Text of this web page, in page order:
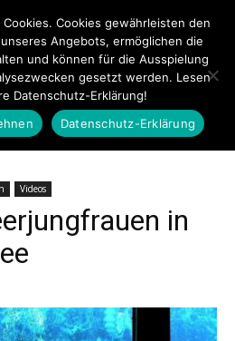
Touristiknews.de
|
Videos
in
Cookies gewährleisten den
Angebots, ermöglichen die
und können für die Ausspielung
gesetzt werden. Lesen
Datenschutz-Erklärung!
Datenschutz-Erklärung